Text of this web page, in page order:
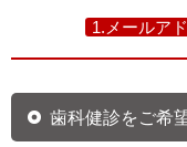
1.メールア
歯科健診をご希